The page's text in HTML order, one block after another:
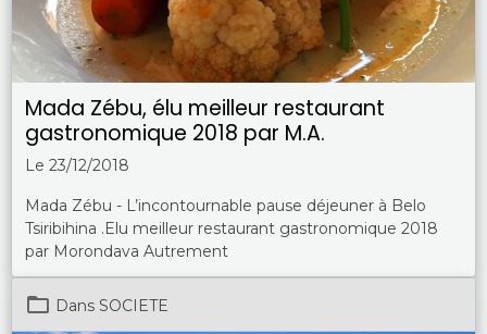
Mada Zébu, élu meilleur restaurant
gastronomique 2018 par M.A.
Le 23/12/2018
Mada Zébu - L’incontournable pause déjeuner à Belo
Tsiribihina .Elu meilleur restaurant gastronomique 2018
par Morondava Autrement
Dans SOCIETE